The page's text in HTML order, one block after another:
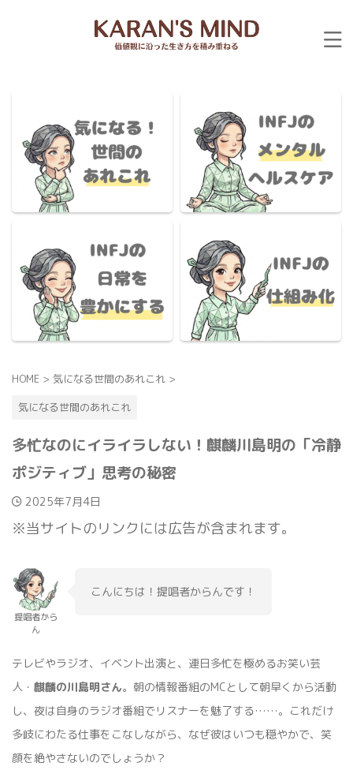
HOME > 気になる世間のあれこれ >
気になる世間のあれこれ
多忙なのにイライラしない！麒麟川島明の「冷静
ポジティブ」思考の秘密
2025年7月4日
※当サイトのリンクには広告が含まれます。
提唱者から
ん
こんにちは！提唱者からんです！
テレビやラジオ、イベント出演と、連日多忙を極めるお笑い芸
人・ 麒麟の川島明さん。朝の情報番組のMCとして朝早くから活動
し、夜は自身のラジオ番組でリスナーを魅了する……。これだけ
多岐にわたる仕事をこなしながら、なぜ彼はいつも穏やかで、笑
顔を絶やさないのでしょうか？